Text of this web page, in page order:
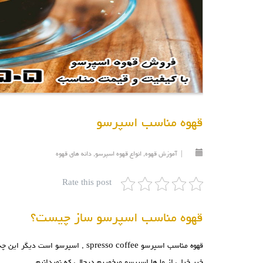
قهوه مناسب اسپرسو
آموزش قهوه, انواع قهوه اسپرسو, دانه های قهوه
Rate this post
قهوه مناسب اسپرسو ساز چیست؟
قهوه مناسب اسپرسو